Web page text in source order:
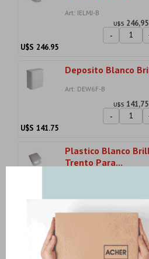
Art: IELMJ-B
U$S 246,95
-
U$S 246.95
Deposito Blanco
Art: DEW6F-B
U$S 141,75
-
U$S 141.75
Plastico Blanco
Trento Para...
71.83
Inodoro Sin
Ferrum Sin Ta...